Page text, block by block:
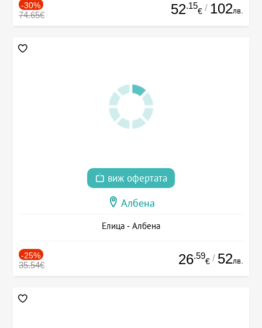
-30%
74.65€ 52.15
€ / 102лв.
виж офертата
Албена
Елица - Албена
-25%
35.54€ 26.59
€ / 52лв.